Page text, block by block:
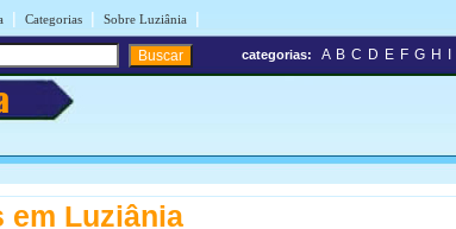
| Categorias | Sobre Luziânia |
categorias: A B C D E F G H
em Luziânia